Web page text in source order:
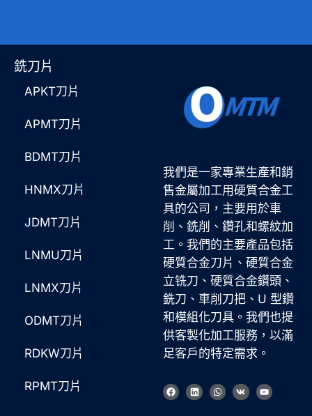
我們是一家專業生產和銷
售金屬加工用硬質合金工
具的公司，主要用於車
削、銑削、鑽孔和螺紋加
工。我們的主要產品包括
硬質合金刀片、硬質合金
立铣刀、硬質合金鑽頭、
銑刀、車削刀把、U 型鑽
和模組化刀具。我們也提
供客製化加工服務，以滿
足客戶的特定需求。
臉
書
L
i
W
h
V
k
Y
o
銑刀片
APKT刀片
APMT刀片
BDMT刀片
HNMX刀片
JDMT刀片
LNMU刀片
LNMX刀片
ODMT刀片
RDKW刀片
RPMT刀片